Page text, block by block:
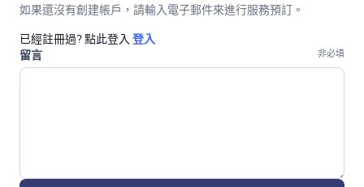
如果還沒有創建帳戶，請輸入電子郵件來進行服務預訂。
已經註冊過? 點此登入 登入
留言
非必填